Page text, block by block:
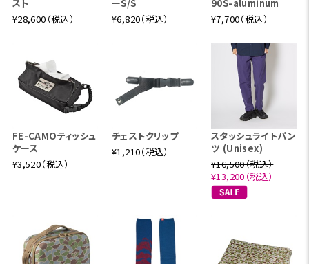
スト
¥28,600（税込）
ーS/S
¥6,820（税込）
90S-aluminum
¥7,700（税込）
FE-CAMOティッシュ
ケース
¥3,520（税込）
チェストクリップ
¥1,210（税込）
スタッシュライトパン
ツ (Unisex)
¥16,500（税込）
¥13,200（税込）